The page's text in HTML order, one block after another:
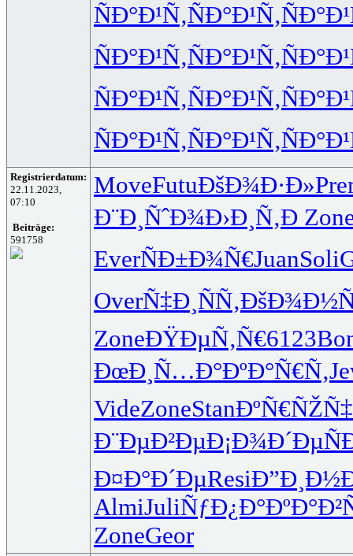
ÑÐ°Ð¹Ñ‚ÑÐ°Ð¹Ñ‚
ÑÐ°Ð¹Ñ‚ÑÐ°Ð¹Ñ‚
ÑÐ°Ð¹Ñ‚ÑÐ°Ð¹Ñ‚
ÑÐ°Ð¹Ñ‚ÑÐ°Ð¹Ñ‚
Registrierdatum:
22.11.2023,
07:10
Beiträge:
591758
MoveFutuÐšÐ¾Ð·Ð»
Ð¨Ð¸ÑˆÐ¾Ð›Ð¸Ñ‚Ð
EverÑÐ±Ð¾Ñ€JuanSoli
OverÑ‡Ð¸ÑÑ‚
ZoneÐŸÐµÑ‚Ñ€6123
ÐœÐ¸Ñ…Ð°ÐºÐ°Ñ€Ñ‚
VideZoneStanÐºÑ€ÑŽÑ‡
Ð¨ÐµÐ²ÐµÐ¡Ð¾Ð´Ðµ
Ð¤Ð°Ð´ÐµResi
AlmiJuliÑƒÐ¿Ð°Ðº
ZoneGeor